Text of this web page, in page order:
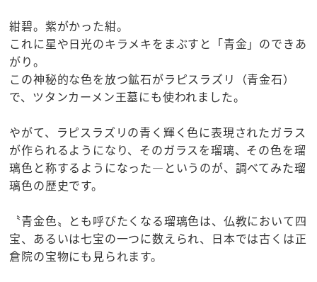
紺碧。紫がかった紺。
これに星や日光のキラメキをまぶすと「青金」のできあ
がり。
この神秘的な色を放つ鉱石がラピスラズリ（青金石）
で、ツタンカーメン王墓にも使われました。
やがて、ラピスラズリの青く輝く色に表現されたガラス
が作られるようになり、そのガラスを瑠璃、その色を瑠
璃色と称するようになった―というのが、調べてみた瑠
璃色の歴史です。
〝青金色〟とも呼びたくなる瑠璃色は、仏教において四
宝、あるいは七宝の一つに数えられ、日本では古くは正
倉院の宝物にも見られます。